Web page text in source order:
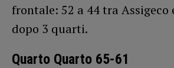
frontale: 52 a 44 tra Assigeco
dopo 3 quarti.
Quarto Quarto 65-61